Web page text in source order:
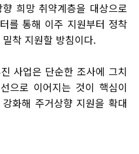
희망 취약계층을 대상으로
를 통해 이주 지원부터 정착
착 지원할 방침이다.
사업은 단순한 조사에 그치
으로 이어지는 것이 핵심이
화해 주거상향 지원을 확대